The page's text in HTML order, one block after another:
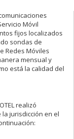
Móvil
fijos localizados
sondas de
Redes Móviles
mensual y
está la calidad del
realizó
jurisdicción en el